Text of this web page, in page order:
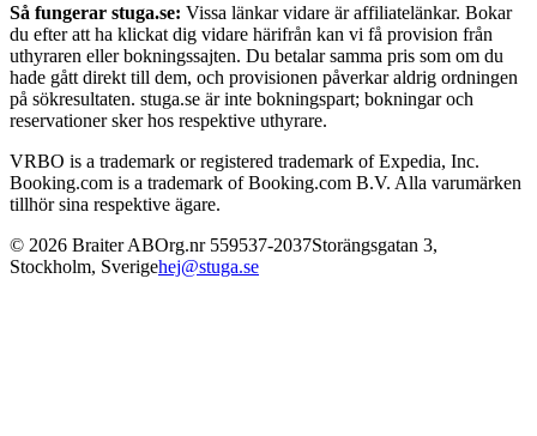
Så fungerar stuga.se: Vissa länkar vidare är affiliatelänkar. Bokar
du efter att ha klickat dig vidare härifrån kan vi få provision från
uthyraren eller bokningssajten. Du betalar samma pris som om du
hade gått direkt till dem, och provisionen påverkar aldrig ordningen
på sökresultaten. stuga.se är inte bokningspart; bokningar och
reservationer sker hos respektive uthyrare.
VRBO is a trademark or registered trademark of Expedia, Inc.
Booking.com is a trademark of Booking.com B.V. Alla varumärken
tillhör sina respektive ägare.
© 2026 Braiter ABOrg.nr 559537-2037Storängsgatan 3,
Stockholm, Sverigehej@stuga.se